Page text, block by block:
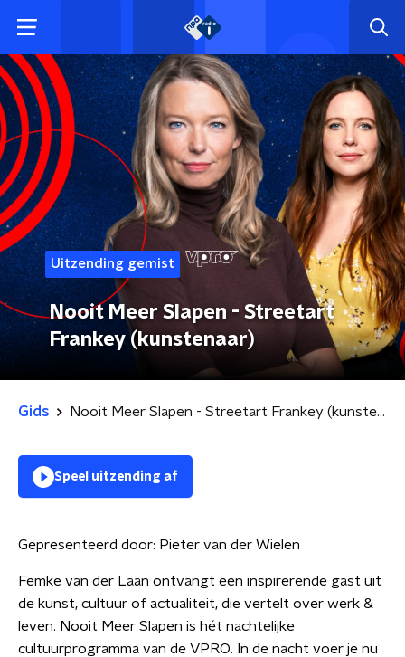
Uitzending gemist
Nooit Meer Slapen - Streetart
Frankey (kunstenaar)
Gids Nooit Meer Slapen - Streetart Frankey (kunstenaar)
Speel uitzending af
Gepresenteerd door: Pieter van der Wielen
Femke van der Laan ontvangt een inspirerende gast uit
de kunst, cultuur of actualiteit, die vertelt over werk &
leven. Nooit Meer Slapen is hét nachtelijke
cultuurprogramma van de VPRO. In de nacht voer je nu